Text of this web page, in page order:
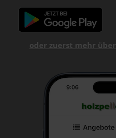
oder zuerst mehr